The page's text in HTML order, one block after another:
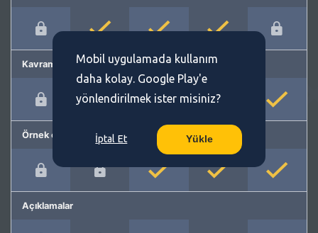
Kavram önerme
Örnek cümleler
Açıklamalar
Mobil uygulamada kullanım
daha kolay. Google Play'e
yönlendirilmek ister misiniz?
İptal Et Yükle